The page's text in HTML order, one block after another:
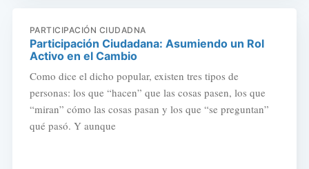
PARTICIPACIÓN CIUDADNA
Participación Ciudadana: Asumiendo un Rol
Activo en el Cambio
Como dice el dicho popular, existen tres tipos de
personas: los que “hacen” que las cosas pasen, los que
“miran” cómo las cosas pasan y los que “se preguntan”
qué pasó. Y aunque